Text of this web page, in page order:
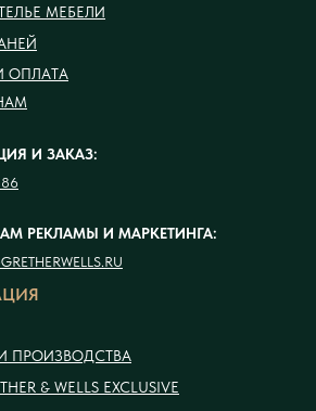
ПРОИЗВОДСТВА
& WELLS EXCLUSIVE
И ЗАКАЗ:
МЕБЕЛИ
ОПЛАТА
РЕКЛАМЫ И МАРКЕТИНГА: